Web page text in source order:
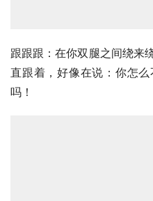
跟跟跟：在你双腿之间绕来
直跟着，好像在说：你怎
吗！